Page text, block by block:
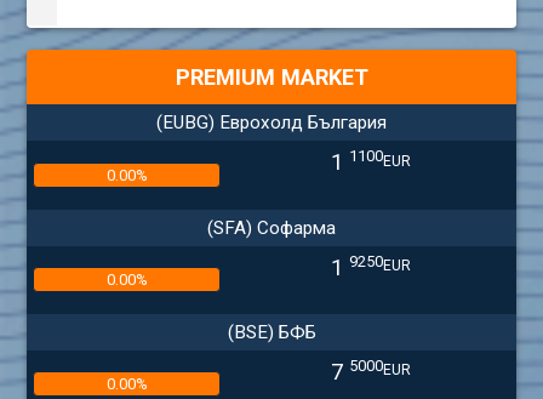
PREMIUM MARKET
(EUBG) Еврохолд България
0.00% 1 1100EUR
(SFA) Софарма
0.00% 1 9250EUR
(BSE) БФБ
0.00% 7 5000EUR